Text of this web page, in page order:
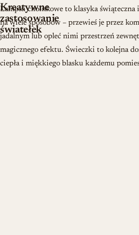
Kreatywne
zastosowanie
światełek
Lampki choinkowe to klasyka świąteczna
na wiele sposobów – przewieś je przez
jadalnym lub opleć nimi przestrzeń
magicznego efektu. Świeczki to kolejna
ciepła i miękkiego blasku każdemu